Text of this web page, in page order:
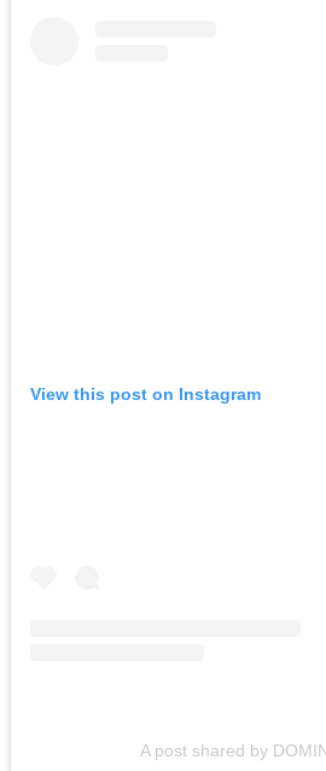
View this post on Instagram
A post shared by